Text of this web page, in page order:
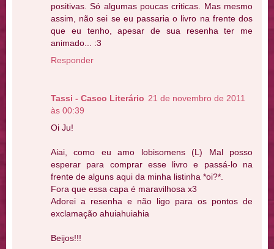
positivas. Só algumas poucas criticas. Mas mesmo
assim, não sei se eu passaria o livro na frente dos
que eu tenho, apesar de sua resenha ter me
animado... :3
Responder
Tassi - Casco Literário 21 de novembro de 2011
às 00:39
Oi Ju!
Aiai, como eu amo lobisomens (L) Mal posso
esperar para comprar esse livro e passá-lo na
frente de alguns aqui da minha listinha *oi?*.
Fora que essa capa é maravilhosa x3
Adorei a resenha e não ligo para os pontos de
exclamação ahuiahuiahia
Beijos!!!